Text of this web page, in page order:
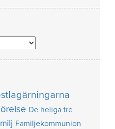
De heliga tre
Familjekommunion